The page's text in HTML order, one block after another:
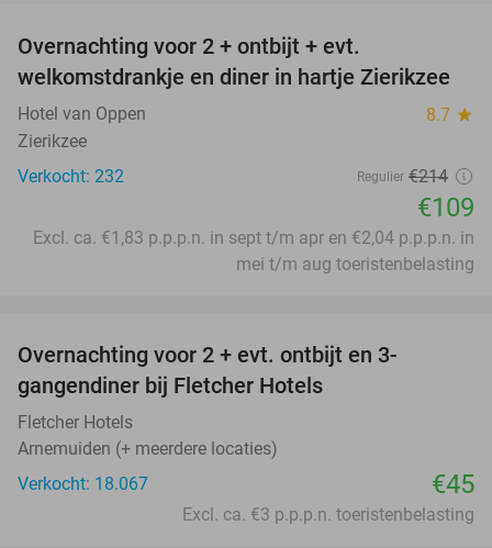
Overnachting voor 2 + ontbijt + evt.
welkomstdrankje en diner in hartje Zierikzee
Hotel van Oppen 8.7 star
Zierikzee
Verkocht: 232
Regulier €214
€109
Excl. ca. €1,83 p.p.p.n. in sept t/m apr en €2,04 p.p.p.n. in
mei t/m aug toeristenbelasting
Overnachting voor 2 + evt. ontbijt en 3-
gangendiner bij Fletcher Hotels
Fletcher Hotels
Arnemuiden (+ meerdere locaties)
Verkocht: 18.067
€45
Excl. ca. €3 p.p.p.n. toeristenbelasting